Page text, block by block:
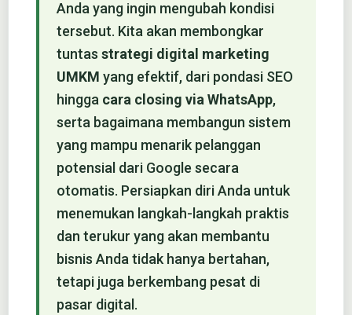
Anda yang ingin mengubah kondisi
tersebut. Kita akan membongkar
tuntas strategi digital marketing
UMKM yang efektif, dari pondasi SEO
hingga cara closing via WhatsApp,
serta bagaimana membangun sistem
yang mampu menarik pelanggan
potensial dari Google secara
otomatis. Persiapkan diri Anda untuk
menemukan langkah-langkah praktis
dan terukur yang akan membantu
bisnis Anda tidak hanya bertahan,
tetapi juga berkembang pesat di
pasar digital.